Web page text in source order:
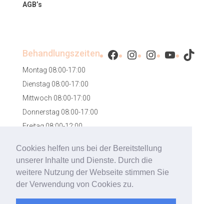
Cookies helfen uns bei der Bereitstellung
unserer Inhalte und Dienste. Durch die
weitere Nutzung der Webseite stimmen Sie
der Verwendung von Cookies zu.
AGB’s
Behandlungszeiten
Montag 08:00-17:00
Dienstag 08:00-17:00
Mittwoch 08:00-17:00
Donnerstag 08:00-17:00
Freitag 08:00-12:00
Facebook
Instagram
Instagram
YouTube
TikTok